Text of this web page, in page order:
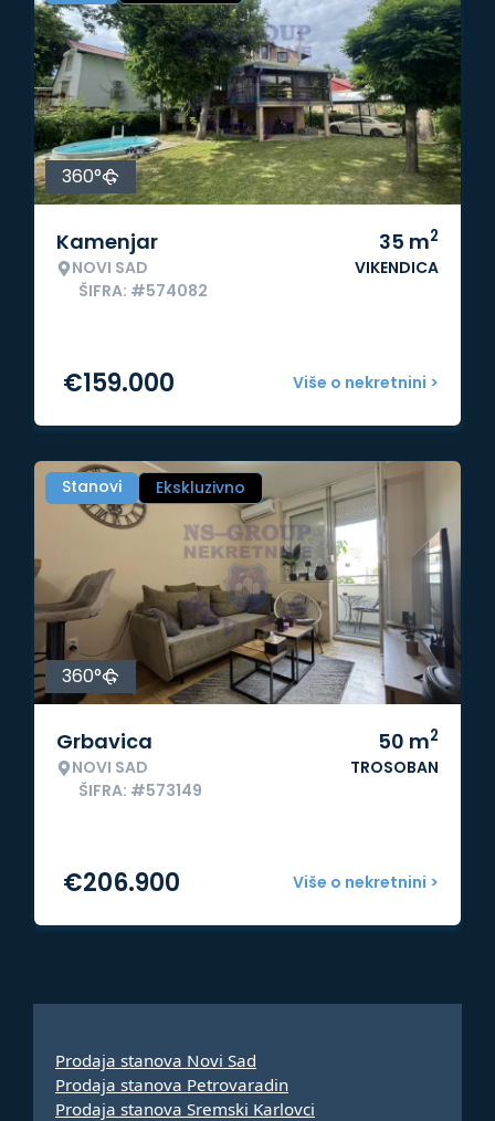
360°
Kamenjar
NOVI SAD
ŠIFRA: #574082
35 m2
VIKENDICA
Više o nekretnini >
€159.000
Stanovi Ekskluzivno
360°
Grbavica
NOVI SAD
ŠIFRA: #573149
50 m2
TROSOBAN
Više o nekretnini >
€206.900
Prodaja stanova Novi Sad
Prodaja stanova Petrovaradin
Prodaja stanova Sremski Karlovci